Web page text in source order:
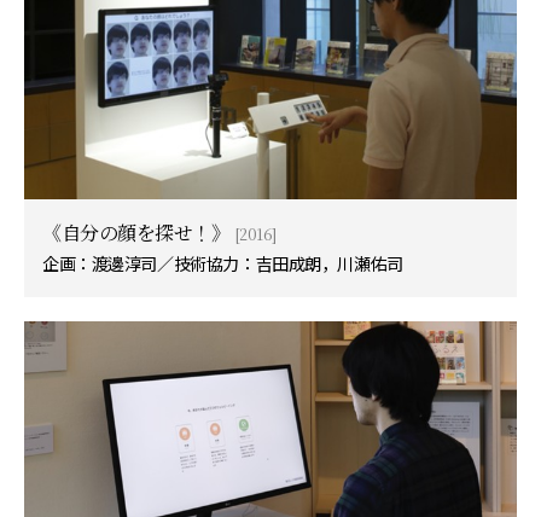
《自分の顔を探せ！》
[2016]
企画：渡邊淳司／技術協力：吉田成朗，川瀬佑司